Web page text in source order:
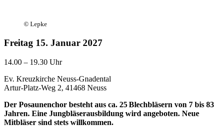
© Lepke
Freitag 15. Januar 2027
14.00 – 19.30 Uhr
Ev. Kreuzkirche Neuss-Gnadental
Artur-Platz-Weg 2, 41468 Neuss
Der Posaunenchor besteht aus ca. 25 Blechbläsern von 7 bis 83
Jahren. Eine Jungbläserausbildung wird angeboten. Neue
Mitbläser sind stets willkommen.